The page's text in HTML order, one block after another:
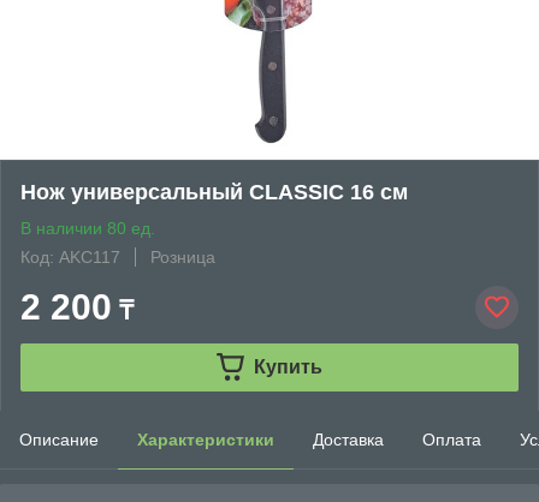
Нож универсальный CLASSIC 16 см
В наличии 80 ед.
Код: AKC117
Розница
2 200 ₸
Купить
Описание Характеристики Доставка Оплата